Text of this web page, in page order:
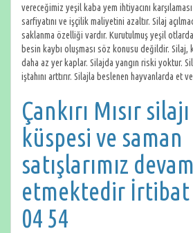
vereceğimiz yeşil kaba yem ihtiyacını
sarfiyatını ve işçilik maliyetini azaltır. Silaj
saklanma özelliği vardır. Kurutulmuş yeşil
besin kaybı oluşması söz konusu değildir. Silaj,
daha az yer kaplar. Silajda yangın riski yoktur.
iştahını arttırır. Silajla beslenen hayvanlarda et
Çankırı Mısır
küspesi ve saman
satışlarımız devam
etmektedir İrtibat
04 54